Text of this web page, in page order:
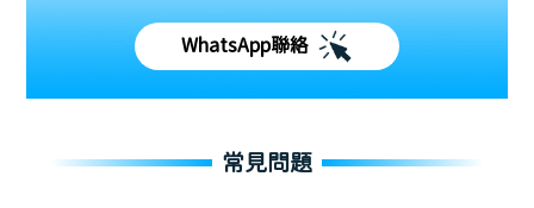
WhatsApp聯絡
常見問題